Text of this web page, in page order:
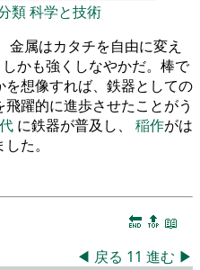
類科学と技術
金属はカタチを自由に変え
かも強くしなやかだ。棒で
想像すれば、鉄器としての
躍的に進歩させたことがう
に鉄器が普及し、 稲作がは
た。
🔚 🔝 📖
◀ 戻る 11 進む ▶